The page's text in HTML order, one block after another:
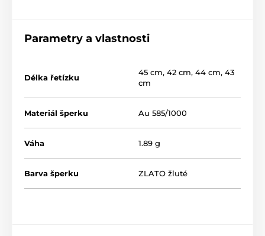
Parametry a vlastnosti
Délka řetízku
45 cm, 42 cm, 44 cm, 43
cm
Materiál šperku Au 585/1000
Váha 1.89 g
Barva šperku ZLATO žluté